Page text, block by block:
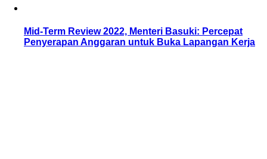
Mid-Term Review 2022, Menteri Basuki: Percepat
Penyerapan Anggaran untuk Buka Lapangan Kerja